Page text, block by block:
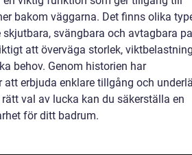
bakom väggarna. Det finns olika
svängbara och avtagbara
att överväga storlek,
behov. Genom historien har
erbjuda enklare tillgång och
val av lucka kan du säkerställa en
för ditt badrum.